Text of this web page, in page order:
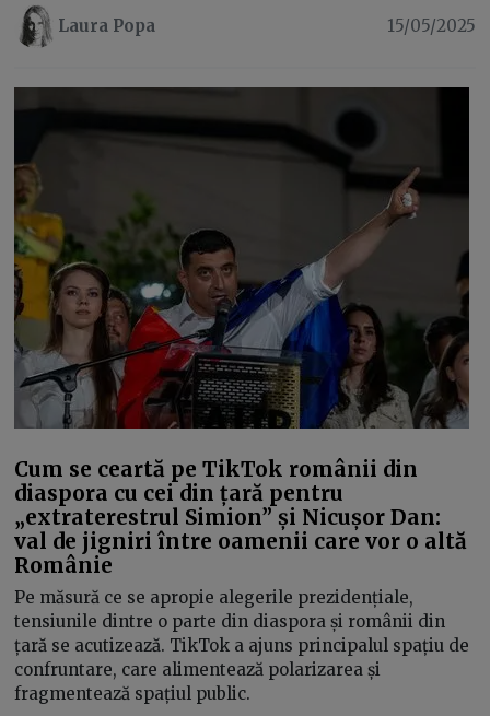
Laura Popa 15/05/2025
Cum se ceartă pe TikTok românii din
diaspora cu cei din țară pentru
„extraterestrul Simion” și Nicușor Dan:
val de jigniri între oamenii care vor o altă
Românie
Pe măsură ce se apropie alegerile prezidențiale,
tensiunile dintre o parte din diaspora și românii din
țară se acutizează. TikTok a ajuns principalul spațiu de
confruntare, care alimentează polarizarea și
fragmentează spațiul public.